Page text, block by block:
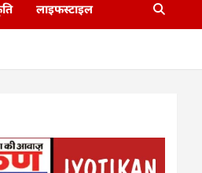
लाइफस्टाइल